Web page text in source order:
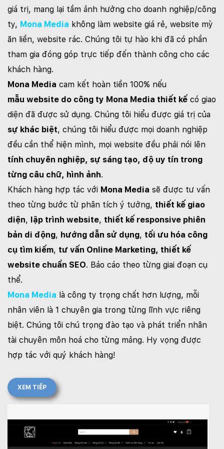
giá trị, mang lại tầm ảnh hưởng cho doanh nghiệp/công
ty, Mona Media không làm website giá rẻ, website mỳ
ăn liền, website rác. Chúng tôi tự hào khi đã có phần
tham gia đóng góp trực tiếp đến thành công cho các
khách hàng.
Mona Media cam kết hoàn tiền 100% nếu
mẫu website do công ty Mona Media thiết kế có giao
diện đã được sử dụng. Chúng tôi hiểu được giá trị của
sự khác biệt, chúng tôi hiểu được mọi doanh nghiệp
đều cần thể hiện mình, mọi website đều phải nói lên
tính chuyên nghiệp, sự sáng tạo, độ uy tín trong
từng câu chữ, hình ảnh.
Khách hàng hợp tác với Mona Media sẽ được tư vấn
theo từng bước từ phân tích ý tưởng, thiết kế giao
diện, lập trình website, thiết kế responsive phiên
bản di động, hướng dẫn sử dụng, tối ưu hóa công
cụ tìm kiếm, tư vấn Online Marketing, thiết kế
website chuẩn SEO. Báo cáo theo từng giai đoạn cụ
thể.
Mona Media là công ty trọng chất hơn lượng, mỗi
nhân viên là 1 chuyên gia trong từng lĩnh vực riêng
biệt. Chúng tôi chú trọng đào tạo và phát triển nhân
tài chuyên môn hoá cho từng mảng. Hy vọng được
hợp tác với quý khách hàng!
XEM TIẾP